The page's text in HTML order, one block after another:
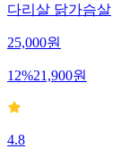
다리살 닭가슴살
25,000원
12%21,900원
4.8